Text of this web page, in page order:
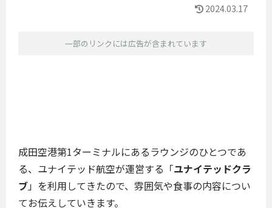
2024.03.17
一部のリンクには広告が含まれています
成田空港第1ターミナルにあるラウンジのひとつであ
る、ユナイテッド航空が運営する「ユナイテッドクラ
ブ」を利用してきたので、雰囲気や食事の内容につい
てお伝えしていきます。